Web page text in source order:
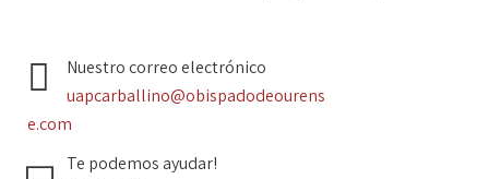
Nuestro correo electrónico
uapcarballino@obispadodeourens
e.com
Te podemos ayudar!